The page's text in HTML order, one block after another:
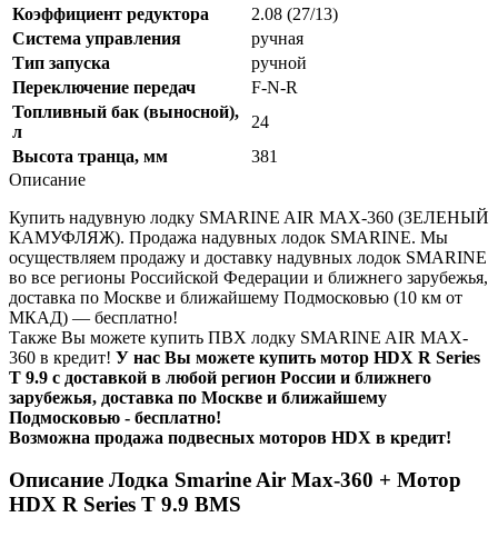
Коэффициент редуктора
2.08 (27/13)
Система управления
ручная
Тип запуска
ручной
Переключение передач
F-N-R
Топливный бак (выносной),
л
24
Высота транца, мм
381
Описание
Купить надувную лодку SMARINE AIR MAX-360 (ЗЕЛЕНЫЙ
КАМУФЛЯЖ). Продажа надувных лодок SMARINE. Мы
осуществляем продажу и доставку надувных лодок SMARINE
во все регионы Российской Федерации и ближнего зарубежья,
доставка по Москве и ближайшему Подмосковью (10 км от
МКАД) — бесплатно!
Также Вы можете купить ПВХ лодку SMARINE AIR MAX-
360 в кредит! У нас Вы можете купить мотор HDX R Series
T 9.9 с доставкой в любой регион России и ближнего
зарубежья, доставка по Москве и ближайшему
Подмосковью - бесплатно!
Возможна продажа подвесных моторов HDX в кредит!
Описание Лодка Smarine Air Max-360 + Мотор
HDX R Series T 9.9 BMS